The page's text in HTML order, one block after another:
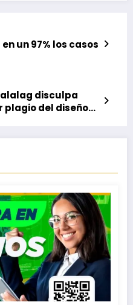
un 97% los casos
disculpa
plagio del diseño